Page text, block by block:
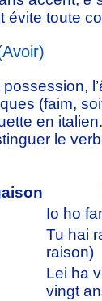
évite toute
(faim,
en
le
Io ho
Tu hai
raison)
Lei ha
vingt